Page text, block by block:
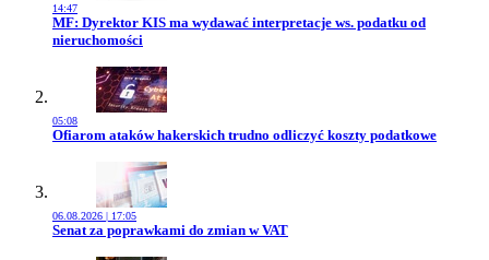
14:47
Przejdź do artykułu:
MF: Dyrektor KIS ma wydawać interpretacje ws. podatku od
nieruchomości
05:08
Przejdź do artykułu:
Ofiarom ataków hakerskich trudno odliczyć koszty podatkowe
06.08.2026 | 17:05
Przejdź do artykułu:
Senat za poprawkami do zmian w VAT